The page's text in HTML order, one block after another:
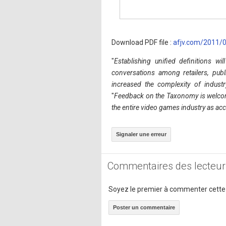
Download PDF file : afjv.com/2011/
"Establishing unified definitions
conversations among retailers,
increased the complexity of
"Feedback on the Taxonomy is
the entire video games industry as
Signaler une erreur
Commentaires des
Soyez le premier à commenter
Poster un commentaire